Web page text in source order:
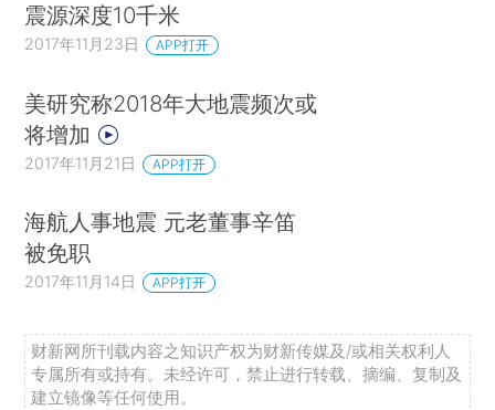
震源深度10千米
2017年11月23日 APP打开
美研究称2018年大地震频次或
将增加
2017年11月21日 APP打开
海航人事地震 元老董事辛笛
被免职
2017年11月14日 APP打开
财新网所刊载内容之知识产权为财新传媒及/或相关权利人
专属所有或持有。未经许可，禁止进行转载、摘编、复制及
建立镜像等任何使用。